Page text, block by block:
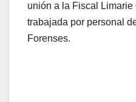
unión a la Fiscal
trabajada por personal
Forenses.